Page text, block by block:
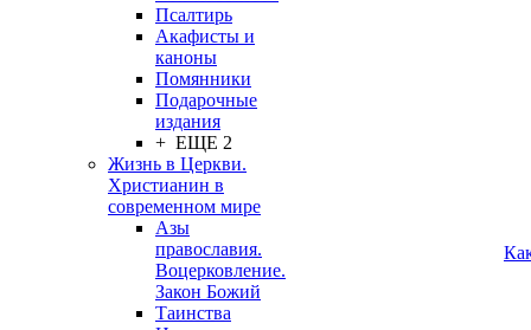
Псалтирь
Акафисты и
каноны
Помянники
Подарочные
издания
+ ЕЩЕ 2
Жизнь в Церкви.
Христианин в
современном мире
Азы
православия.
Воцерковление.
Закон Божий
Таинства